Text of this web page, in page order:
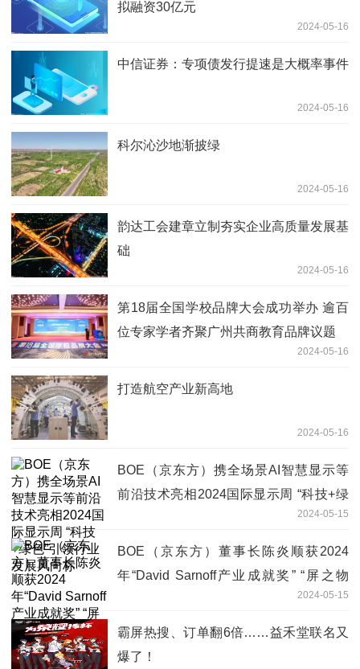
拟融资30亿元
2024-05-16
中信证券：专项债发行提速是大概率事件
2024-05-16
科尔沁沙地渐披绿
2024-05-16
韵达工会建章立制夯实企业高质量发展基
础
2024-05-16
第18届全国学校品牌大会成功举办 逾百
位专家学者齐聚广州共商教育品牌议题
2024-05-16
打造航空产业新高地
2024-05-16
BOE（京东方）携全场景AI智慧显示等
前沿技术亮相2024国际显示周 “科技+绿
2024-05-15
BOE（京东方）董事长陈炎顺获2024
年“David Sarnoff产业成就奖” “屏之物
2024-05-15
霸屏热搜、订单翻6倍……益禾堂联名又
爆了！